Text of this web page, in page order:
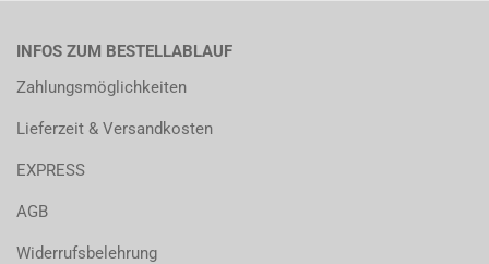
INFOS ZUM BESTELLABLAUF
Zahlungsmöglichkeiten
Lieferzeit & Versandkosten
EXPRESS
AGB
Widerrufsbelehrung